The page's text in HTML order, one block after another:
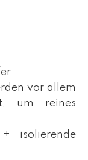
vor allem
um reines
isolierende